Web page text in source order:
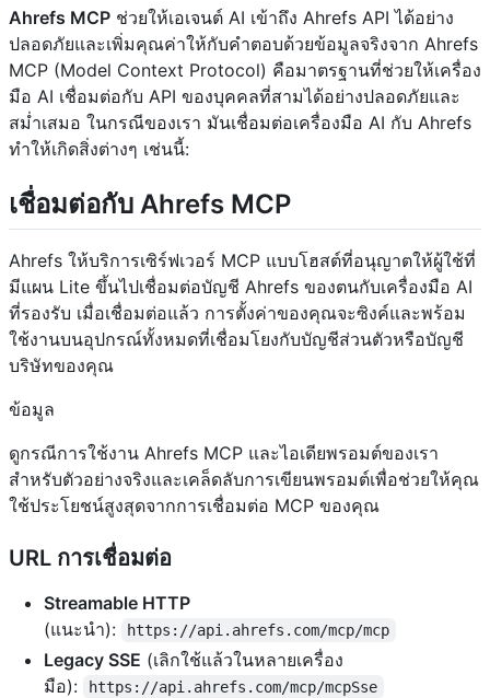
Ahrefs MCP ช่วยให้เอเจนต์ AI เข้าถึง Ahrefs API ได้อย่าง
ปลอดภัยและเพิ่มคุณค่าให้กับคำตอบด้วยข้อมูลจริงจาก Ahrefs
MCP (Model Context Protocol) คือมาตรฐานที่ช่วยให้เครื่อง
มือ AI เชื่อมต่อกับ API ของบุคคลที่สามได้อย่างปลอดภัยและ
สม่ำเสมอ ในกรณีของเรา มันเชื่อมต่อเครื่องมือ AI กับ Ahrefs
ทำให้เกิดสิ่งต่างๆ เช่นนี้:
เชื่อมต่อกับ Ahrefs MCP
Ahrefs ให้บริการเซิร์ฟเวอร์ MCP แบบโฮสต์ที่อนุญาตให้ผู้ใช้ที่
มีแผน Lite ขึ้นไปเชื่อมต่อบัญชี Ahrefs ของตนกับเครื่องมือ AI
ที่รองรับ เมื่อเชื่อมต่อแล้ว การตั้งค่าของคุณจะซิงค์และพร้อม
ใช้งานบนอุปกรณ์ทั้งหมดที่เชื่อมโยงกับบัญชีส่วนตัวหรือบัญชี
บริษัทของคุณ
ข้อมูล
ดูกรณีการใช้งาน Ahrefs MCP และไอเดียพรอมต์ของเรา
สำหรับตัวอย่างจริงและเคล็ดลับการเขียนพรอมต์เพื่อช่วยให้คุณ
ใช้ประโยชน์สูงสุดจากการเชื่อมต่อ MCP ของคุณ
URL การเชื่อมต่อ
Streamable HTTP
(แนะนำ):
https://api.ahrefs.com/mcp/mcp
Legacy SSE (เลิกใช้แล้วในหลายเครื่อง
มือ):
https://api.ahrefs.com/mcp/mcpSse